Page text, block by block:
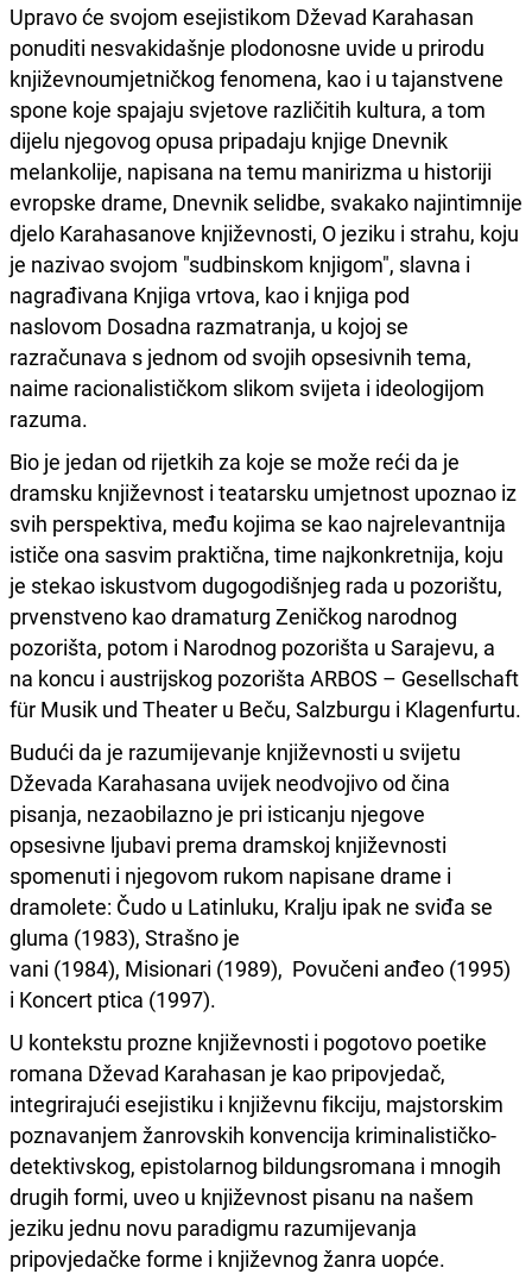
Upravo će svojom esejistikom Dževad Karahasan
ponuditi nesvakidašnje plodonosne uvide u prirodu
književnoumjetničkog fenomena, kao i u tajanstvene
spone koje spajaju svjetove različitih kultura, a tom
dijelu njegovog opusa pripadaju knjige Dnevnik
melankolije, napisana na temu manirizma u historiji
evropske drame, Dnevnik selidbe, svakako najintimnije
djelo Karahasanove književnosti, O jeziku i strahu, koju
je nazivao svojom "sudbinskom knjigom", slavna i
nagrađivana Knjiga vrtova, kao i knjiga pod
naslovom Dosadna razmatranja, u kojoj se
razračunava s jednom od svojih opsesivnih tema,
naime racionalističkom slikom svijeta i ideologijom
razuma.
Bio je jedan od rijetkih za koje se može reći da je
dramsku književnost i teatarsku umjetnost upoznao iz
svih perspektiva, među kojima se kao najrelevantnija
ističe ona sasvim praktična, time najkonkretnija, koju
je stekao iskustvom dugogodišnjeg rada u pozorištu,
prvenstveno kao dramaturg Zeničkog narodnog
pozorišta, potom i Narodnog pozorišta u Sarajevu, a
na koncu i austrijskog pozorišta ARBOS – Gesellschaft
für Musik und Theater u Beču, Salzburgu i Klagenfurtu.
Budući da je razumijevanje književnosti u svijetu
Dževada Karahasana uvijek neodvojivo od čina
pisanja, nezaobilazno je pri isticanju njegove
opsesivne ljubavi prema dramskoj književnosti
spomenuti i njegovom rukom napisane drame i
dramolete: Čudo u Latinluku, Kralju ipak ne sviđa se
gluma (1983), Strašno je
vani (1984), Misionari (1989), Povučeni anđeo (1995)
i Koncert ptica (1997).
U kontekstu prozne književnosti i pogotovo poetike
romana Dževad Karahasan je kao pripovjedač,
integrirajući esejistiku i književnu fikciju, majstorskim
poznavanjem žanrovskih konvencija kriminalističko-
detektivskog, epistolarnog bildungsromana i mnogih
drugih formi, uveo u književnost pisanu na našem
jeziku jednu novu paradigmu razumijevanja
pripovjedačke forme i književnog žanra uopće.